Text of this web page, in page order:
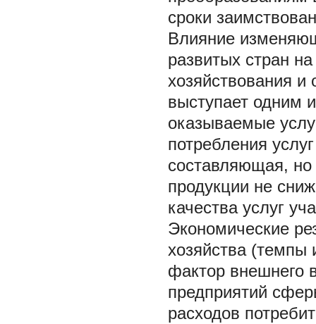
сроки
Влияние
развитых стран
хозяйствования
выступает одним
оказываемые
потребления
составляющая, но
продукции не
качества услуг
Экономические
хозяйства (темпы
фактор внешнего
предприятий
расходов